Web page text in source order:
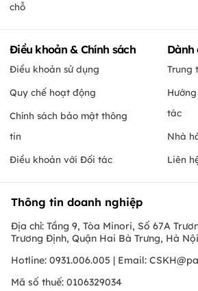
chỗ
Điều khoản & Chính sách
Điều khoản sử dụng
Quy chế hoạt động
Chính sách bảo mật thông
tin
Điều khoản với Đối tác
Dành
Trung
tác
Nhà
Liên
Thông tin doanh nghiệp
Địa chỉ: Tầng 9, Tòa Minori, Số 67A
Trương Định, Quận Hai Bà Trưng, Hà Nội
Hotline: 0931.006.005 | Email:
Mã số thuế: 0106329034